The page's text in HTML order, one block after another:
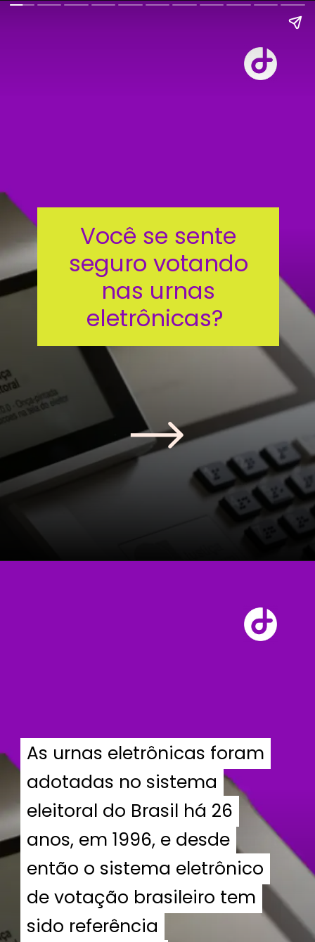
Você se sente
seguro votando
nas urnas
eletrônicas?
As urnas eletrônicas foram
adotadas no sistema
eleitoral do Brasil há 26
anos, em 1996, e desde
então o sistema eletrônico
de votação brasileiro tem
sido referência
As urnas eletrônicas foram
adotadas no sistema
eleitoral do Brasil há 26
anos, em 1996, e desde
então o sistema eletrônico
de votação brasileiro tem
sido referência